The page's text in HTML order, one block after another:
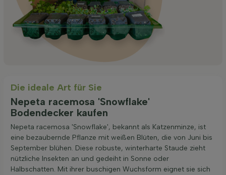
Die ideale Art für Sie
Nepeta racemosa 'Snowflake'
Bodendecker kaufen
Nepeta racemosa 'Snowflake', bekannt als Katzenminze, ist
eine bezaubernde Pflanze mit weißen Blüten, die von Juni bis
September blühen. Diese robuste, winterharte Staude zieht
nützliche Insekten an und gedeiht in Sonne oder
Halbschatten. Mit ihrer buschigen Wuchsform eignet sie sich